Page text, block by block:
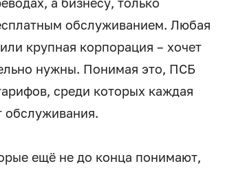
обслуживанием. Любая
крупная корпорация – хочет
нужны. Понимая это, ПСБ
среди которых каждая
обслуживания.
ещё не до конца понимают,